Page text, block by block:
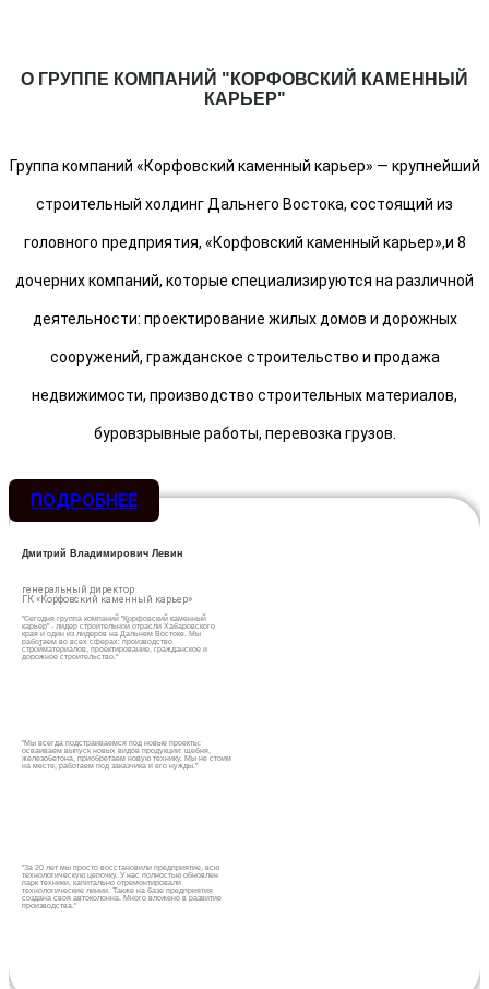
О ГРУППЕ КОМПАНИЙ "КОРФОВСКИЙ КАМЕННЫЙ
КАРЬЕР"
Группа компаний «Корфовский каменный карьер» — крупнейший
строительный холдинг Дальнего Востока, состоящий из
головного предприятия, «Корфовский каменный карьер»,и 8
дочерних компаний, которые специализируются на различной
деятельности: проектирование жилых домов и дорожных
сооружений, гражданское строительство и продажа
недвижимости, производство строительных материалов,
буровзрывные работы, перевозка грузов.
ПОДРОБНЕЕ
Дмитрий Владимирович Левин
генеральный директор
ГК «Корфовский каменный карьер»
"Сегодня группа компаний "Корфовский каменный
карьер" - лидер строительной отрасли Хабаровского
края и один из лидеров на Дальнем Востоке. Мы
работаем во всех сферах: производство
стройматериалов, проектирование, гражданское и
дорожное строительство."
"Мы всегда подстраиваемся под новые проекты:
осваиваем выпуск новых видов продукции: щебня,
железобетона, приобретаем новую технику. Мы не стоим
на месте, работаем под заказчика и его нужды."
"За 20 лет мы просто восстановили предприятие, всю
технологическую цепочку. У нас полностью обновлен
парк техники, капитально отремонтировали
технологические линии. Также на базе предприятия
создана своя автоколонна. Много вложено в развитие
производства."